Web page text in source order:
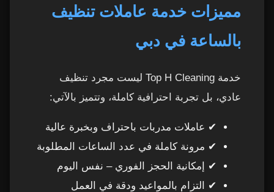
كيف تختار أفضل شركة توفر عاملات تنظيف
بالساعة في دبي؟
15 1. التدريب الاحترافي للعاملات
17 3. تنوع مهام التنظيف
مميزات خدمة عاملات تنظيف
بالساعة في دبي
خدمة Top H Cleaning ليست مجرد تنظيف
عادي، بل تجربة احترافية كاملة، وتتميز بالآتي:
✔ عاملات مدربات باحتراف وبخبرة عالية
✔ مرونة كاملة في عدد الساعات المطلوبة
✔ إمكانية الحجز الفوري – نفس اليوم
✔ التزام بالمواعيد ودقة في العمل